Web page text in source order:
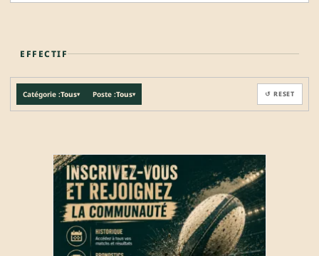
EFFECTIF
Catégorie :Tous▾ Poste :Tous▾ ↺ RESET